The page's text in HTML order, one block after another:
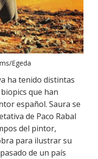
Egeda
ha tenido distintas
que han
español. Saura se
de Paco Rabal
del pintor,
para ilustrar su
de un país